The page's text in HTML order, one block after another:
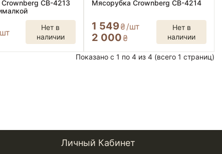
CB-4213
Нет в
наличии
Мясорубка Crownberg CB-4214
1 549₴/шт
2 000 ₴
Нет в
наличии
Показано с 1 по 4 из 4 (всего 1 страниц)
Личный Кабинет